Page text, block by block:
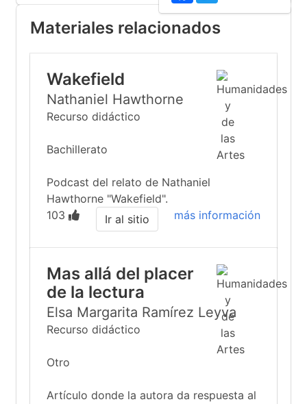
Materiales relacionados
Wakefield
Nathaniel Hawthorne
Recurso didáctico
Bachillerato
Podcast del relato de Nathaniel
Hawthorne "Wakefield".
103
más información
Ir al sitio
Mas allá del placer
de la lectura
Elsa Margarita Ramírez Leyva
Recurso didáctico
Otro
Artículo donde la autora da respuesta al